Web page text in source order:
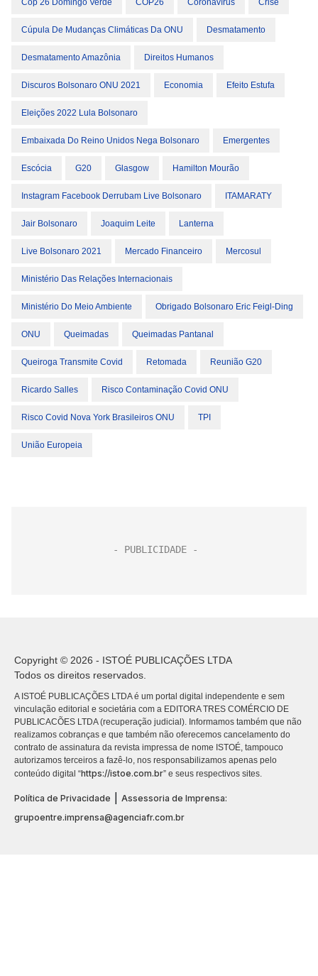
Cop 26 Domingo Verde COP26 Coronavírus Crise
Cúpula De Mudanças Climáticas Da ONU Desmatamento
Desmatamento Amazônia Direitos Humanos
Discuros Bolsonaro ONU 2021 Economia Efeito Estufa
Eleições 2022 Lula Bolsonaro
Embaixada Do Reino Unidos Nega Bolsonaro Emergentes
Escócia G20 Glasgow Hamilton Mourão
Instagram Facebook Derrubam Live Bolsonaro ITAMARATY
Jair Bolsonaro Joaquim Leite Lanterna
Live Bolsonaro 2021 Mercado Financeiro Mercosul
Ministério Das Relações Internacionais
Ministério Do Meio Ambiente Obrigado Bolsonaro Eric Feigl-Ding
ONU Queimadas Queimadas Pantanal
Queiroga Transmite Covid Retomada Reunião G20
Ricardo Salles Risco Contaminação Covid ONU
Risco Covid Nova York Brasileiros ONU TPI
União Europeia
Copyright © 2026 - ISTOÉ PUBLICAÇÕES LTDA
Todos os direitos reservados.
A ISTOÉ PUBLICAÇÕES LTDA é um portal digital independente e sem
vinculação editorial e societária com a EDITORA TRES COMÉRCIO DE
PUBLICACÕES LTDA (recuperação judicial). Informamos também que não
realizamos cobranças e que também não oferecemos cancelamento do
contrato de assinatura da revista impressa de nome ISTOÉ, tampouco
autorizamos terceiros a fazê-lo, nos responsabilizamos apenas pelo
conteúdo digital “https://istoe.com.br” e seus respectivos sites.
Política de Privacidade
Assessoria de Imprensa:
grupoentre.imprensa@agenciafr.com.br